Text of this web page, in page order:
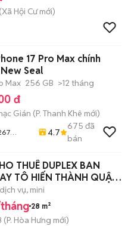
Xã Hội Cưmới)
17 Pro Max chính
hãng ZP/A New Seal
Max 256 GB >12 tháng
đ
Gián (P. Thanh Khê mới)
4.7
675 đã
bán
THUÊ DUPLEX BAN
TÔ HIẾN THÀNH QUẬN
vụ, mini
28 m²
(P. Hòa Hưng mới)